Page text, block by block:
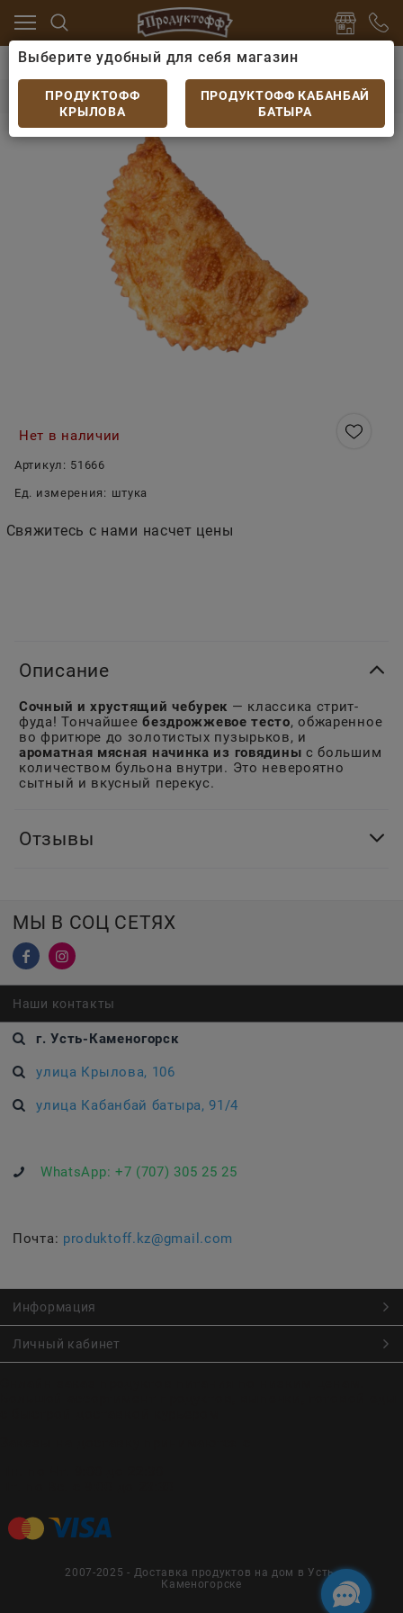
Выпечка и хлеб Выпечка и сдоба
Чебурек 90гр.
Нет в наличии
Артикул: 51666
Ед. измерения: штука
Свяжитесь с нами насчет цены
Описание
Сочный и хрустящий чебурек — классика стрит-
фуда! Тончайшеебездрожжевое тесто, обжаренное
во фритюре до золотистых пузырьков, и
ароматная мясная начинка из говядины с большим
количеством бульона внутри. Это невероятно
сытный и вкусный перекус.
Отзывы
МЫ В СОЦ СЕТЯХ
Наши контакты
г. Усть-Каменогорск
улица Крылова, 106
улица Кабанбай батыра, 91/4
WhatsApp: +7 (707) 305 25 25
Почта: produktoff.kz@gmail.com
Информация
Личный кабинет
2007-2025 - Доставка продуктов на дом в Усть-
Каменогорске
Выберите удобный для себя магазин
ПРОДУКТОФФ
КРЫЛОВА
ПРОДУКТОФФ КАБАНБАЙ
БАТЫРА